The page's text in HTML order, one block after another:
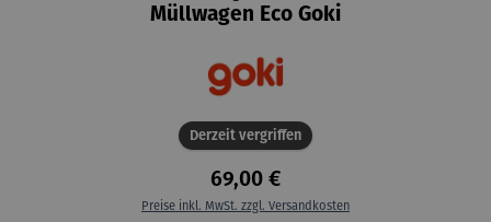
Müllwagen Eco Goki
Derzeit vergriffen
69,00 €
Preise inkl. MwSt. zzgl. Versandkosten